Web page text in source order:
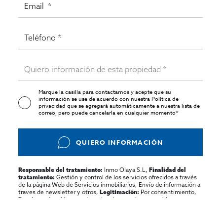
Marque la casilla para contactarnos y acepte que su
información se use de acuerdo con nuestraPolítica de
privacidadque se agregará automáticamente a nuestra lista de
correo, pero puede cancelarla en cualquier momento*
QUIERO INFORMACIÓN
Responsable del tratamiento: Inmo Olaya S.L,Finalidad del
tratamiento: Gestión y control de los servicios ofrecidos a través
de la página Web de Servicios inmobiliarios, Envío de información a
traves de newsletter y otros,Legitimación: Por consentimiento,
Destinatarios:
No se cederan los datos, salvo para elaborar